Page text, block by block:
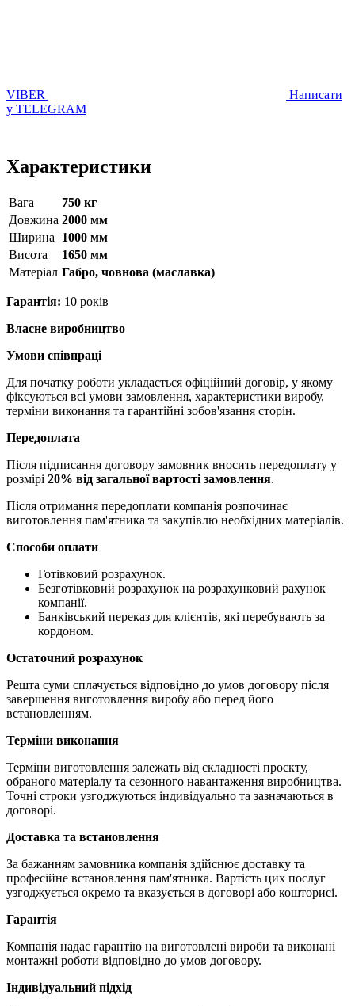
VIBER
Написати
у TELEGRAM
Характеристики
Вага
750 кг
Довжина 2000 мм
Ширина
1000 мм
Висота
1650 мм
Матерiал Габро, човнова (маславка)
Гарантія: 10 років
Власне виробництво
Умови співпраці
Для початку роботи укладається офіційний договір, у якому
фіксуються всі умови замовлення, характеристики виробу,
терміни виконання та гарантійні зобов'язання сторін.
Передоплата
Після підписання договору замовник вносить передоплату у
розмірі 20% від загальної вартості замовлення.
Після отримання передоплати компанія розпочинає
виготовлення пам'ятника та закупівлю необхідних матеріалів.
Способи оплати
Готівковий розрахунок.
Безготівковий розрахунок на розрахунковий рахунок
компанії.
Банківський переказ для клієнтів, які перебувають за
кордоном.
Остаточний розрахунок
Решта суми сплачується відповідно до умов договору після
завершення виготовлення виробу або перед його
встановленням.
Терміни виконання
Терміни виготовлення залежать від складності проєкту,
обраного матеріалу та сезонного навантаження виробництва.
Точні строки узгоджуються індивідуально та зазначаються в
договорі.
Доставка та встановлення
За бажанням замовника компанія здійснює доставку та
професійне встановлення пам'ятника. Вартість цих послуг
узгоджується окремо та вказується в договорі або кошторисі.
Гарантія
Компанія надає гарантію на виготовлені вироби та виконані
монтажні роботи відповідно до умов договору.
Індивідуальний підхід